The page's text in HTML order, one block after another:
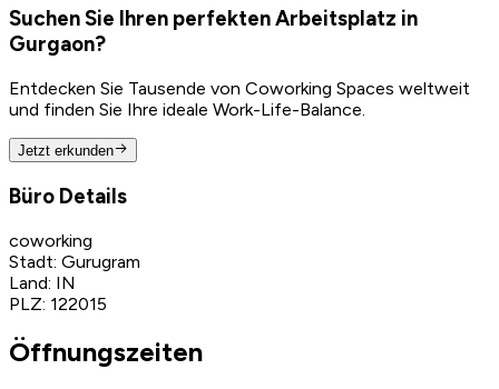
Suchen Sie Ihren perfekten Arbeitsplatz in
Gurgaon?
Entdecken Sie Tausende von Coworking Spaces weltweit
und finden Sie Ihre ideale Work-Life-Balance.
Jetzt erkunden
Büro Details
coworking
Stadt: Gurugram
Land: IN
PLZ: 122015
Öffnungszeiten